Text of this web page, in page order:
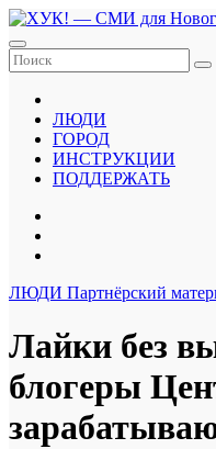
Перейти
к
содержанию
ЛЮДИ
ГОРОД
ИНСТРУКЦИИ
ПОДДЕРЖАТЬ
ЛЮДИ Партнёрский
Лайки без
блогеры